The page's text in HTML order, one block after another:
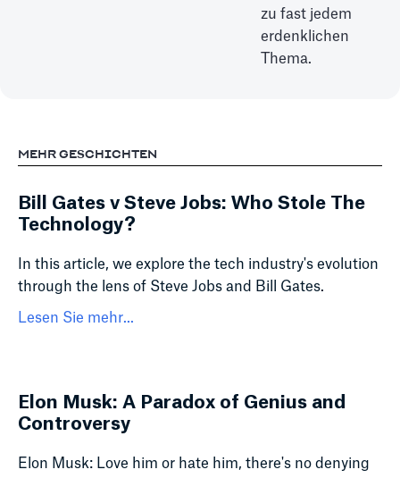
zu fast jedem
erdenklichen
Thema.
MEHR GESCHICHTEN
Bill Gates v Steve Jobs: Who Stole The
Technology?
In this article, we explore the tech industry's evolution
through the lens of Steve Jobs and Bill Gates.
Lesen Sie mehr...
Elon Musk: A Paradox of Genius and
Controversy
Elon Musk: Love him or hate him, there's no denying